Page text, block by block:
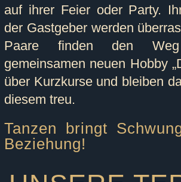
auf ihrer Feier oder Party.
der Gastgeber werden
Paare finden den
gemeinsamen neuen Hobby
über Kurzkurse und bleiben
diesem treu.
Tanzen bringt
Beziehung!